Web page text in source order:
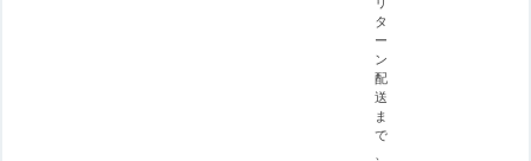
タ
ー
ン
配
送
ま
で